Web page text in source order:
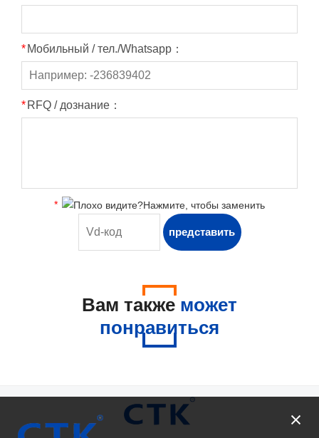
* Мобильный / тел./Whatsapp：
* RFQ / дознание：
*
Вам также может
понравиться